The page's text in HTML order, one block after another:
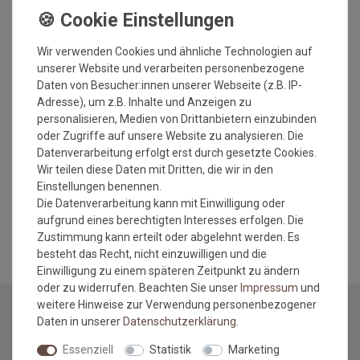
Optik: Bouclé
Florhöhe: ca. 5 mm
Gesamthöhe: ca. 6 mm
Gesamtgewicht: ca. 1900 gr./m²
Rücken: Latexwaffelrücken
Antistatisch und Fußbodenheizung geeignet
umweltfreundlich und schadstoffgeprüft
MEHR INFORMATIONEN ZUM EU VERANTWORTLICHEN »
Wir verwenden Cookies und ähnliche Technologien auf
unserer Website und verarbeiten personenbezogene
Daten von Besucher:innen unserer Webseite (z.B. IP-
Adresse), um z.B. Inhalte und Anzeigen zu
personalisieren, Medien von Drittanbietern einzubinden
oder Zugriffe auf unsere Website zu analysieren. Die
Datenverarbeitung erfolgt erst durch gesetzte Cookies.
Wir teilen diese Daten mit Dritten, die wir in den
Einstellungen benennen.
Die Datenverarbeitung kann mit Einwilligung oder
aufgrund eines berechtigten Interesses erfolgen. Die
Zustimmung kann erteilt oder abgelehnt werden. Es
besteht das Recht, nicht einzuwilligen und die
Einwilligung zu einem späteren Zeitpunkt zu ändern
oder zu widerrufen. Beachten Sie unser Impressum und
weitere Hinweise zur Verwendung personenbezogener
Daten in unserer Daten­schutz­erklärung
Essenziell Statistik Marketing